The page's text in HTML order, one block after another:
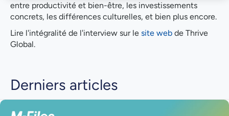
entre productivité et bien-être, les investissements
concrets, les différences culturelles, et bien plus encore.
Lire l'intégralité de l'interview sur le site web de Thrive
Global.
Derniers articles